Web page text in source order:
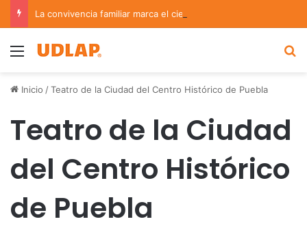
Menu
Inicio /Teatro de la Ciudad del Centro Histórico de Puebla
Teatro de la Ciudad
del Centro Histórico
de Puebla